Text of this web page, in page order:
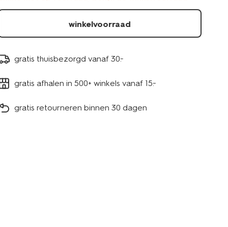
winkelvoorraad
gratis thuisbezorgd vanaf 30.-
gratis afhalen in 500+ winkels vanaf 15.-
gratis retourneren binnen 30 dagen